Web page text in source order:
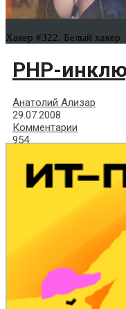
Хакер #322. Белый хакер
PHP-
Анатолий Ализар
29.07.2008
Комментарии
954